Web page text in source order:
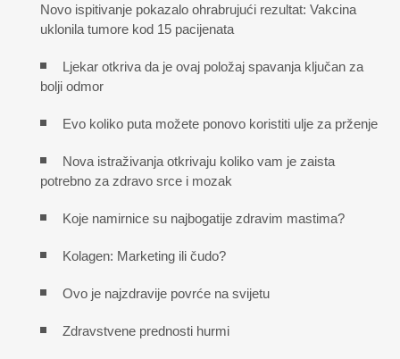
Novo ispitivanje pokazalo ohrabrujući rezultat: Vakcina
uklonila tumore kod 15 pacijenata
Ljekar otkriva da je ovaj položaj spavanja ključan za
bolji odmor
Evo koliko puta možete ponovo koristiti ulje za prženje
Nova istraživanja otkrivaju koliko vam je zaista
potrebno za zdravo srce i mozak
Koje namirnice su najbogatije zdravim mastima?
Kolagen: Marketing ili čudo?
Ovo je najzdravije povrće na svijetu
Zdravstvene prednosti hurmi